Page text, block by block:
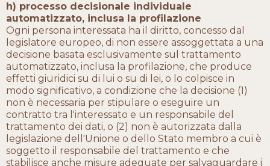
h) processo decisionale individuale
automatizzato, inclusa la profilazione
Ogni persona interessata ha il diritto, concesso dal
legislatore europeo, di non essere assoggettata a una
decisione basata esclusivamente sul trattamento
automatizzato, inclusa la profilazione, che produce
effetti giuridici su di lui o su di lei, o lo colpisce in
modo significativo, a condizione che la decisione (1)
non è necessaria per stipulare o eseguire un
contratto tra l'interessato e un responsabile del
trattamento dei dati, o (2) non è autorizzata dalla
legislazione dell'Unione o dello Stato membro a cui è
soggetto il responsabile del trattamento e che
stabilisce anche misure adeguate per salvaguardare i